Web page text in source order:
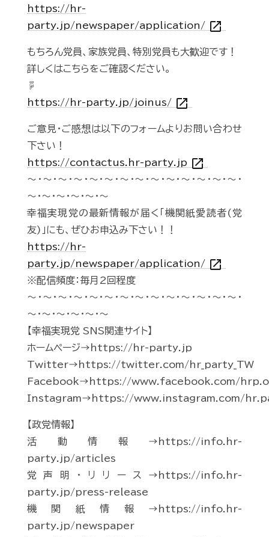
https://hr-
party.jp/newspaper/application/ open_in_new
もちろん党員、家族党員、特別党員も大歓迎です！
詳しくはこちらをご確認ください。
☟
https://hr-party.jp/joinus/ open_in_new
ご意見・ご感想は以下のフォームよりお問い合わせ
下さい！
https://contactus.hr-party.jp open_in_new
～・～・～・～・～・～・～・～・～・～・～・～・～・～・
～・～・～・～・～・～
幸福実現党の最新情報が届く「機関紙愛読者(党
友)」にも、ぜひお申込み下さい！！
https://hr-
party.jp/newspaper/application/ open_in_new
※配信頻度：毎月2回程度
～・～・～・～・～・～・～・～・～・～・～・～・～・～・
～・～・～・～・～・～
【幸福実現党 SNS関連サイト】
ホームページ→https://hr-party.jp
Twitter→https://twitter.com/hr_party_TW
Facebook→https://www.facebook.com/
Instagram→https://www.instagram.com/
【政党情報】
活動情報→https://info.hr-
party.jp/articles
党声明・リリース→https://info.hr-
party.jp/press-release
機関紙情報→https://info.hr-
party.jp/newspaper